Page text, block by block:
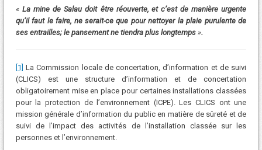
« La mine de Salau doit être réouverte, et c’est de manière urgente
qu’il faut le faire, ne serait-ce que pour nettoyer la plaie purulente de
ses entrailles; le pansement ne tiendra plus longtemps ».
[1] La Commission locale de concertation, d’information et de suivi
(CLICS) est une structure d’information et de concertation
obligatoirement mise en place pour certaines installations classées
pour la protection de l’environnement (ICPE). Les CLICS ont une
mission générale d’information du public en matière de sûreté et de
suivi de l’impact des activités de l’installation classée sur les
personnes et l’environnement.